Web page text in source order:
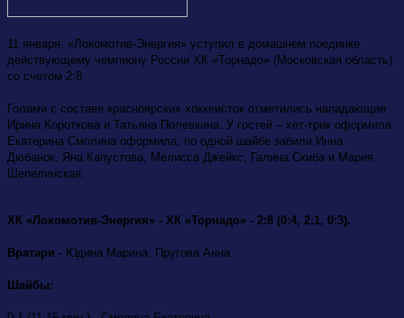
11 января, «Локомотив-Энергия» уступил в домашнем поединке
действующему чемпиону России ХК «Торнадо» (Московская область)
со счетом 2:8.
Голами с составе красноярских хоккеисток отметились нападающие
Ирина Короткова и Татьяна Полевкина. У гостей – хет-трик оформила
Екатерина Смолина оформила, по одной шайбе забили Инна
Дюбанок, Яна Капустова, Мелисса Джейкс, Галина Скиба и Мария
Шепелинская.
ХК «Локомотив-Энергия» - ХК «Торнадо» - 2:8 (0:4, 2:1, 0:3).
Вратари - Юдина Марина, Пругова Анна.
Шайбы: